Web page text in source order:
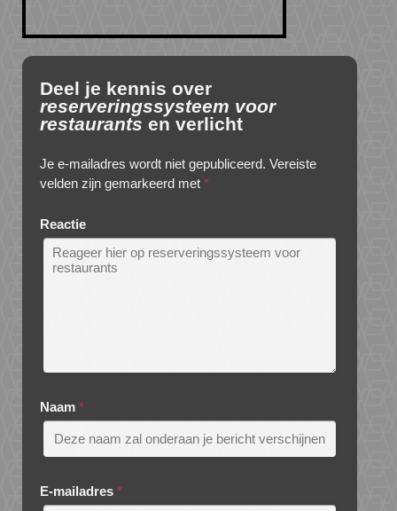
Deel je kennis over
reserveringssysteem voor
restaurants en verlicht
Je e-mailadres wordt niet gepubliceerd. Vereiste
velden zijn gemarkeerd met *
Reactie
Naam *
E-mailadres *